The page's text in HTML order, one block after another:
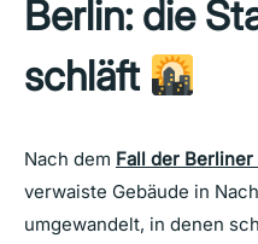
Berlin: die
schläft‍
Nach dem Fall der
verwaiste Gebäude in
umgewandelt, in denen